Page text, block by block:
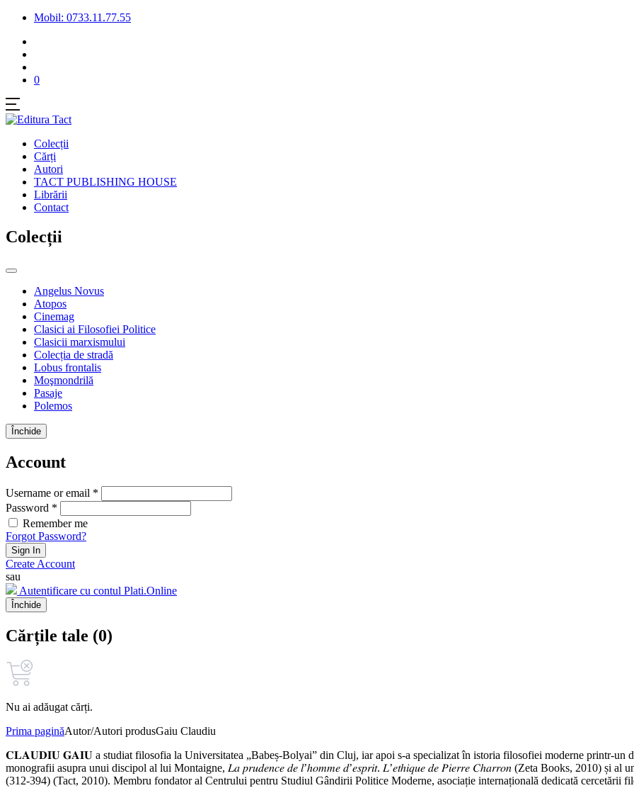
Mobil: 0733.11.77.55
0
Colecții
Cărți
Autori
TACT PUBLISHING HOUSE
Librării
Contact
Colecții
Angelus Novus
Atopos
Cinemag
Clasici ai Filosofiei Politice
Clasicii marxismului
Colecția de stradă
Lobus frontalis
Moşmondrilă
Pasaje
Polemos
Închide
Account
Username or email *
Password *
Remember me
Forgot Password?
Sign In
Create Account
sau
Autentificare cu contul Plati.Online
Închide
Cărțile tale (0)
Nu ai adăugat cărți.
Prima paginăAutor/Autori produsGaiu Claudiu
𝐂𝐋𝐀𝐔𝐃𝐈𝐔 𝐆𝐀𝐈𝐔 a studiat filosofia la Universitatea „Babeș‑Bolyai” din Cluj, iar apoi s‑a specializat în istoria filosofiei moderne printr‑un
monografii asupra unui discipol al lui Montaigne, 𝐿𝑎 𝑝𝑟𝑢𝑑𝑒𝑛𝑐𝑒 𝑑𝑒 𝑙’ℎ𝑜𝑚𝑚𝑒 𝑑’𝑒𝑠𝑝𝑟𝑖𝑡. 𝐿’𝑒𝑡ℎ𝑖𝑞𝑢𝑒 𝑑𝑒 𝑃𝑖𝑒𝑟𝑟𝑒 𝐶ℎ𝑎𝑟𝑟𝑜𝑛 (Zeta Books, 2010) și al
(312‑394) (Tact, 2010). Membru fondator al Centrului pentru Studiul Gândirii Politice Moderne, asociație internațională dedicată cercetării